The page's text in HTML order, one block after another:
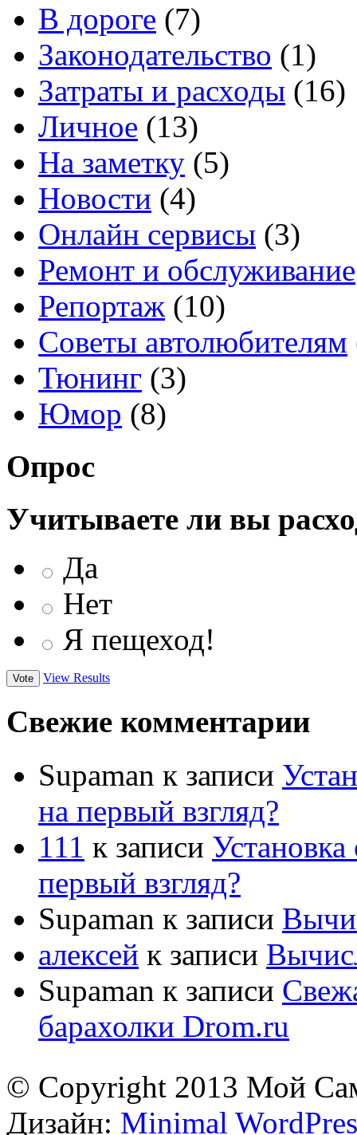
В дороге (7)
Законодательство (1)
Затраты и расходы (16)
Личное (13)
На заметку (5)
Новости (4)
Онлайн сервисы (3)
Ремонт и обслуживание
Репортаж (10)
Советы автолюбителям
Тюнинг (3)
Юмор (8)
Опрос
Учитываете ли вы
Да
Нет
Я пещеход!
View Results
Свежие комментарии
Supaman к записи
на первый взгляд?
111 к записи Установка
первый взгляд?
Supaman к записи
алексей к записи
Supaman к записи
барахолки Drom.ru
© Copyright 2013 Мой
Дизайн: Minimal